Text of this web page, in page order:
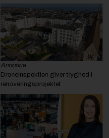
Annonce
Droneinspektion giver tryghed i
renoveringsprojektet